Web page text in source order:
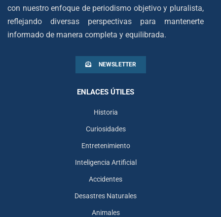
con nuestro enfoque de periodismo objetivo y pluralista,
reflejando diversas perspectivas para mantenerte
informado de manera completa y equilibrada.
NEWSLETTER
ENLACES ÚTILES
Historia
Curiosidades
Entretenimiento
Inteligencia Artificial
Accidentes
Desastres Naturales
Animales